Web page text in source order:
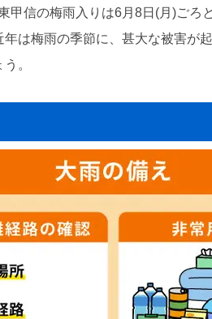
信の梅雨入りは6月8日(月)ご
は梅雨の季節に、甚大な被害が
。